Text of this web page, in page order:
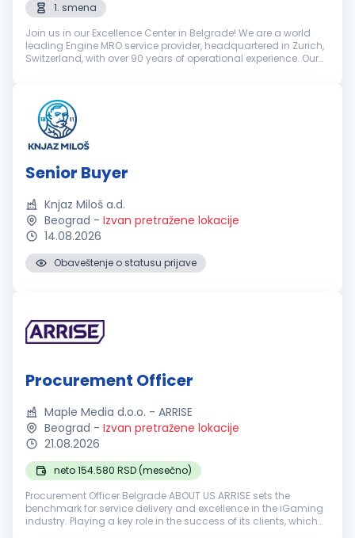
1. smena
Join us in our Excellence Center in Belgrade! We are a world
leading Engine MRO service provider, headquartered in Zurich,
Switzerland, with over 90 years of operational experience. Our
Senior Buyer
Knjaz Miloš a.d.
Beograd - Izvan pretražene lokacije
14.08.2026
Obaveštenje o statusu prijave
Procurement Officer
Maple Media d.o.o. - ARRISE
Beograd - Izvan pretražene lokacije
21.08.2026
neto 154.580 RSD (mesečno)
Procurement Officer Belgrade ABOUT US ARRISE sets the
benchmark for service delivery and excellence in the iGaming
industry. Playing a key role in the success of its clients, which